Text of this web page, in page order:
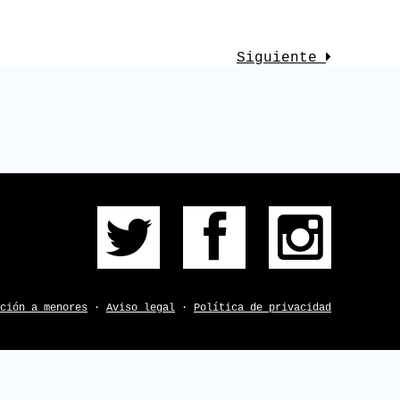
¿DUDAS?
Siguiente
a menores · Aviso legal · Política de privacidad